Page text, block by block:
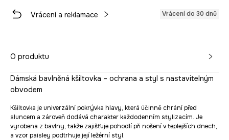
Vrácení a reklamace Vrácení do 30 dnů
O produktu
Dámská bavlněná kšiltovka – ochrana a styl s nastavitelným
obvodem
Kšiltovka je univerzální pokrývka hlavy, která účinně chrání před
sluncem a zároveň dodává charakter každodenním stylizacím. Je
vyrobena z bavlny, takže zajišťuje pohodlí při nošení v teplejších dnech,
a vzor paisley podtrhuje její ležérní styl.